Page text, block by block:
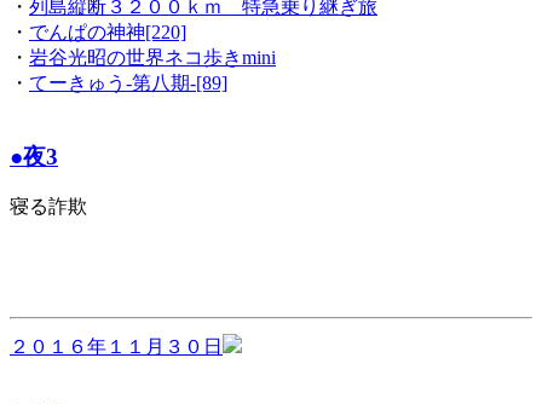
・ 列島縦断３２００ｋｍ 特急乗り継ぎ旅
・ でんぱの神神[220]
・ 岩谷光昭の世界ネコ歩きmini
・ てーきゅう-第八期-[89]
●夜3
寝る詐欺
２０１６年１１月３０日